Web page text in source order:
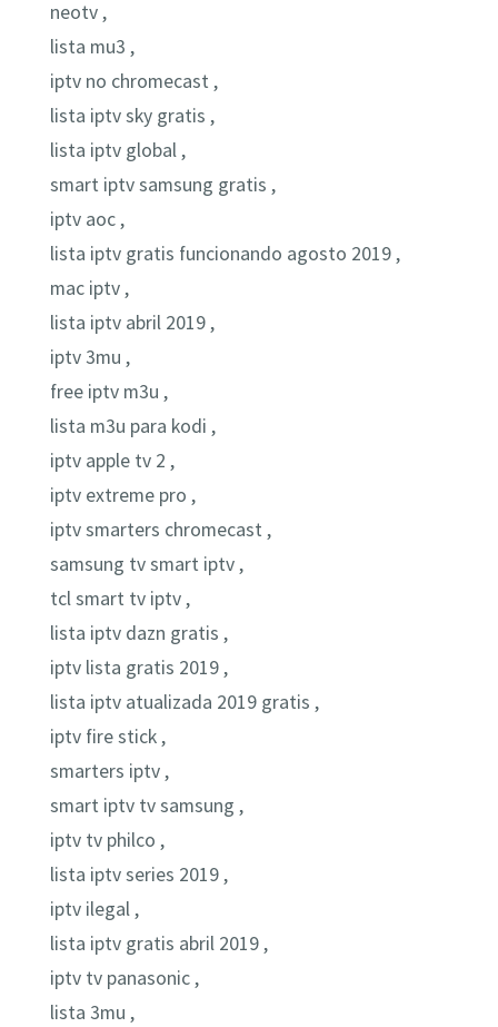
neotv ,
lista mu3 ,
iptv no chromecast ,
lista iptv sky gratis ,
lista iptv global ,
smart iptv samsung gratis ,
iptv aoc ,
lista iptv gratis funcionando agosto 2019 ,
mac iptv ,
lista iptv abril 2019 ,
iptv 3mu ,
free iptv m3u ,
lista m3u para kodi ,
iptv apple tv 2 ,
iptv extreme pro ,
iptv smarters chromecast ,
samsung tv smart iptv ,
tcl smart tv iptv ,
lista iptv dazn gratis ,
iptv lista gratis 2019 ,
lista iptv atualizada 2019 gratis ,
iptv fire stick ,
smarters iptv ,
smart iptv tv samsung ,
iptv tv philco ,
lista iptv series 2019 ,
iptv ilegal ,
lista iptv gratis abril 2019 ,
iptv tv panasonic ,
lista 3mu ,